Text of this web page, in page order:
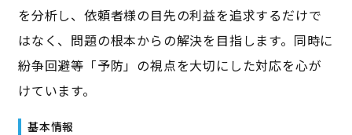
を分析し、依頼者様の目先の利益を追求するだけで
はなく、問題の根本からの解決を目指します。同時に
紛争回避等「予防」の視点を大切にした対応を心が
けています。
基本情報